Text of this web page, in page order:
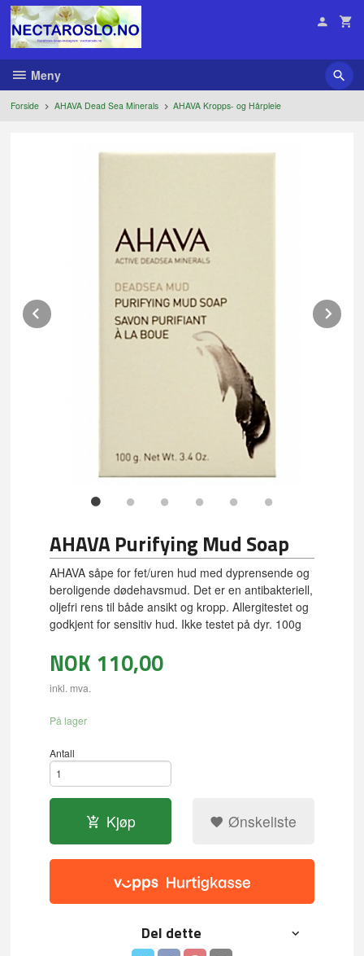
Gå
innholdet
Meny
Forside AHAVA Dead Sea Minerals AHAVA Kropps- og Hårpleie
Prev
AHAVA Purifying Mud Soap
AHAVA såpe for fet/uren hud med dyprensende og
beroligende dødehavsmud. Det er en antibakteriell,
oljefri rens til både ansikt og kropp. Allergitestet og
godkjent for sensitiv hud. Ikke testet på dyr. 100g
NOK 110,00
inkl. mva.
På lager
Antall
Kjøp Ønskeliste
Del dette